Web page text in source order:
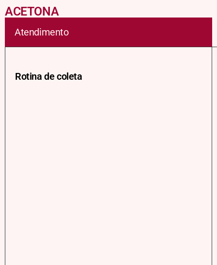
ACETONA
Atendimento
Rotina de coleta